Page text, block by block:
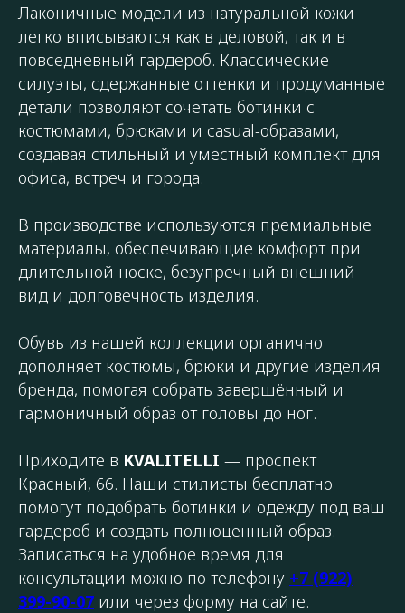
Лаконичные модели из натуральной кожи
легко вписываются как в деловой, так и в
повседневный гардероб. Классические
силуэты, сдержанные оттенки и продуманные
детали позволяют сочетать ботинки с
костюмами, брюками и casual-образами,
создавая стильный и уместный комплект для
офиса, встреч и города.
В производстве используются премиальные
материалы, обеспечивающие комфорт при
длительной носке, безупречный внешний
вид и долговечность изделия.
Обувь из нашей коллекции органично
дополняет костюмы, брюки и другие изделия
бренда, помогая собрать завершённый и
гармоничный образ от головы до ног.
Приходите в KVALITELLI — проспект
Красный, 66. Наши стилисты бесплатно
помогут подобрать ботинки и одежду под ваш
гардероб и создать полноценный образ.
Записаться на удобное время для
консультации можно по телефону +7 (922)
399-90-07 или через форму на сайте.